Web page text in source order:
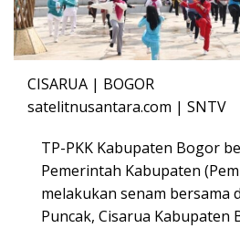
CISARUA | BOGOR
satelitnusantara.com | SNTV
TP-PKK Kabupaten Bogor
Pemerintah Kabupaten
melakukan senam bersama
Puncak, Cisarua Kabupaten